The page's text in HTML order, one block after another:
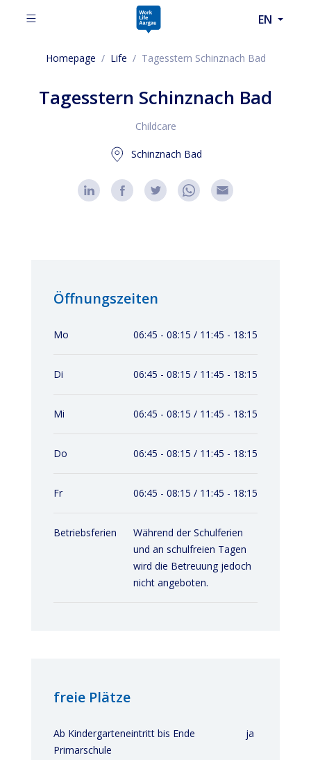
EN
Homepage / Life / Tagesstern Schinznach Bad
Tagesstern Schinznach Bad
Childcare
Schinznach Bad
Öffnungszeiten
Mo 06:45 - 08:15 / 11:45 - 18:15
Di 06:45 - 08:15 / 11:45 - 18:15
Mi 06:45 - 08:15 / 11:45 - 18:15
Do 06:45 - 08:15 / 11:45 - 18:15
Fr 06:45 - 08:15 / 11:45 - 18:15
Betriebsferien
Während der Schulferien
und an schulfreien Tagen
wird die Betreuung jedoch
nicht angeboten.
freie Plätze
Ab Kindergarteneintritt bis Ende
Primarschule
ja